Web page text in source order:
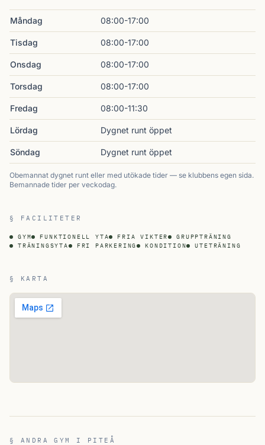
Måndag 08:00-17:00
Tisdag 08:00-17:00
Onsdag 08:00-17:00
Torsdag 08:00-17:00
Fredag 08:00-11:30
Lördag Dygnet runt öppet
Söndag Dygnet runt öppet
Obemannat dygnet runt eller med utökade tider — se klubbens egen sida.
Bemannade tider per veckodag.
§ FACILITETER
GYM FUNKTIONELL YTA FRIA VIKTER
GRUPPTRÄNING
TRÄNINGSYTA
FRI PARKERING KONDITION UTETRÄNING
§ KARTA
§ ANDRA GYM I PITEÅ